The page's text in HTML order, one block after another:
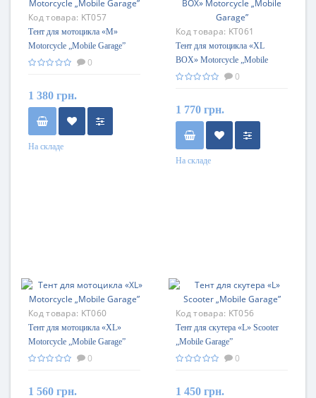
Код товара: KT057
Тент для мотоцикла «M»
Motorcycle „Mobile Garage”
0
1 380 грн.
На складе
Код товара: KT061
Тент для мотоцикла «XL
BOX» Motorcycle „Mobile
Garage”
0
1 770 грн.
На складе
Код товара: KT060
Тент для мотоцикла «XL»
Motorcycle „Mobile Garage”
0
1 560 грн.
Код товара: KT056
Тент для скутера «L» Scooter
„Mobile Garage”
0
1 450 грн.